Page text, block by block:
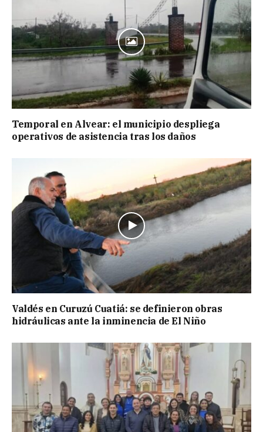
Temporal en Alvear: el municipio despliega
operativos de asistencia tras los daños
Valdés en Curuzú Cuatiá: se definieron obras
hidráulicas ante la inminencia de El Niño